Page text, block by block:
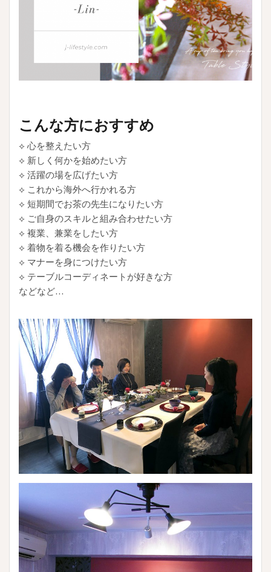
こんな方におすすめ
⟡ 心を整えたい方
⟡ 新しく何かを始めたい方
⟡ 活躍の場を広げたい方
⟡ これから海外へ行かれる方
⟡ 短期間でお茶の先生になりたい方
⟡ ご自身のスキルと組み合わせたい方
⟡ 複業、兼業をしたい方
⟡ 着物を着る機会を作りたい方
⟡ マナーを身につけたい方
⟡ テーブルコーディネートが好きな方
などなど…